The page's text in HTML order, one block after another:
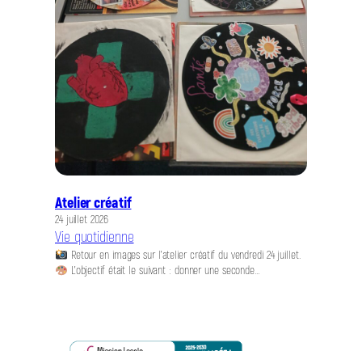
Atelier créatif
24 juillet 2026
Vie quotidienne
Retour en images sur l’atelier créatif du vendredi 24 juillet.
L’objectif était le suivant : donner une seconde…